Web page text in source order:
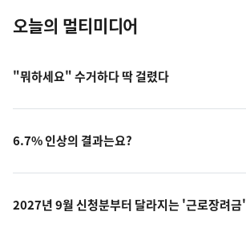
오늘의 멀티미디어
"뭐하세요" 수거하다 딱 걸렸다
6.7% 인상의 결과는요?
2027년 9월 신청분부터 달라지는 '근로장려금'